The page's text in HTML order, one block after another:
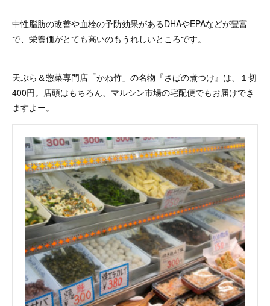
中性脂肪の改善や血栓の予防効果があるDHAやEPAなどが豊富
で、栄養価がとても高いのもうれしいところです。
天ぷら＆惣菜専門店「かね竹」の名物『さばの煮つけ』は、１切
400円。店頭はもちろん、マルシン市場の宅配便でもお届けでき
ますよー。